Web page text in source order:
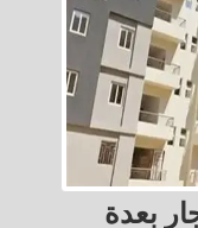
بعدة